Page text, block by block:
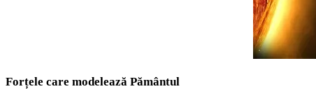
Forțele care modelează Pământul